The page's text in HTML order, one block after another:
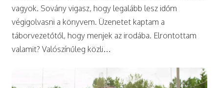
vagyok. Sovány vigasz, hogy legalább lesz időm
végigolvasni a könyvem. Üzenetet kaptam a
táborvezetőtől, hogy menjek az irodába. Elrontottam
valamit? Valószínűleg közli…